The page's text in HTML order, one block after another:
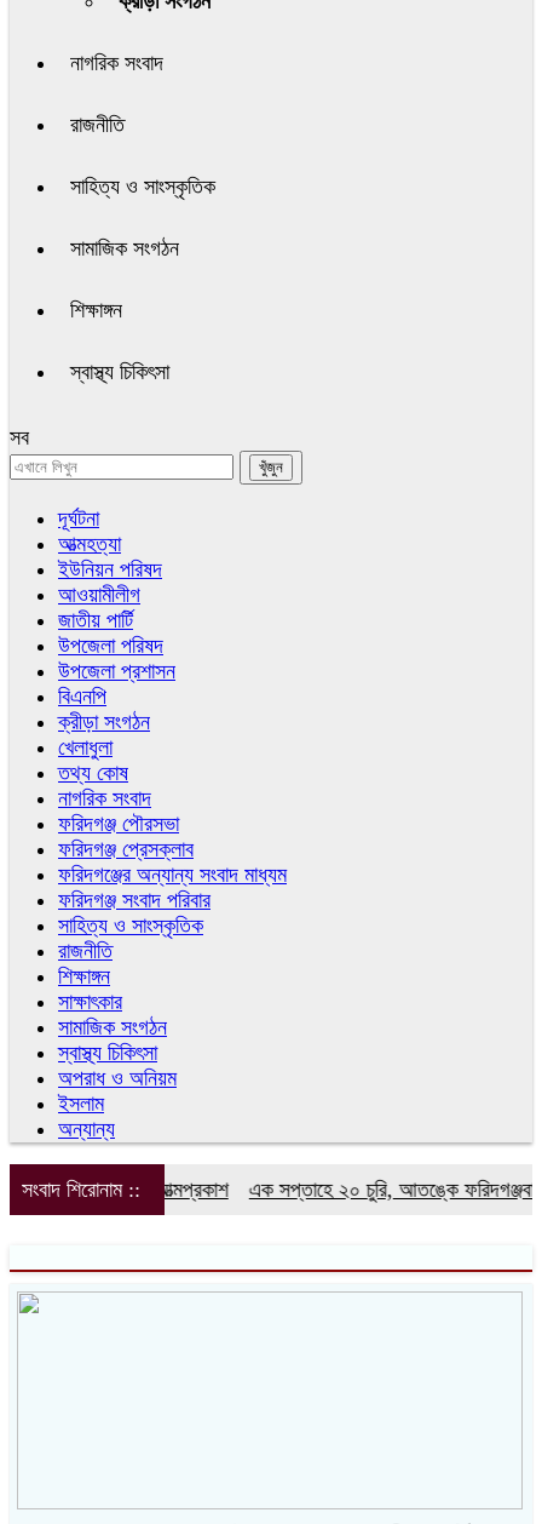
নাগরিক সংবাদ
রাজনীতি
সাহিত্য ও সাংস্কৃতিক
সামাজিক সংগঠন
শিক্ষাঙ্গন
স্বাস্থ্য চিকিৎসা
সব
দূর্ঘটনা
আত্মহত্যা
ইউনিয়ন পরিষদ
আওয়ামীলীগ
জাতীয় পার্টি
উপজেলা পরিষদ
উপজেলা প্রশাসন
বিএনপি
ক্রীড়া সংগঠন
খেলাধুলা
তথ্য কোষ
নাগরিক সংবাদ
ফরিদগঞ্জ পৌরসভা
ফরিদগঞ্জ প্রেসক্লাব
ফরিদগঞ্জের অন্যান্য সংবাদ মাধ্যম
ফরিদগঞ্জ সংবাদ পরিবার
সাহিত্য ও সাংস্কৃতিক
রাজনীতি
শিক্ষাঙ্গন
সাক্ষাৎকার
সামাজিক সংগঠন
স্বাস্থ্য চিকিৎসা
অপরাধ ও অনিয়ম
ইসলাম
অন্যান্য
সংবাদ শিরোনাম ::
ফোরামের আত্মপ্রকাশ এক সপ্তাহে ২০ চুরি, আতঙ্কে ফরিদগঞ্জবাসী